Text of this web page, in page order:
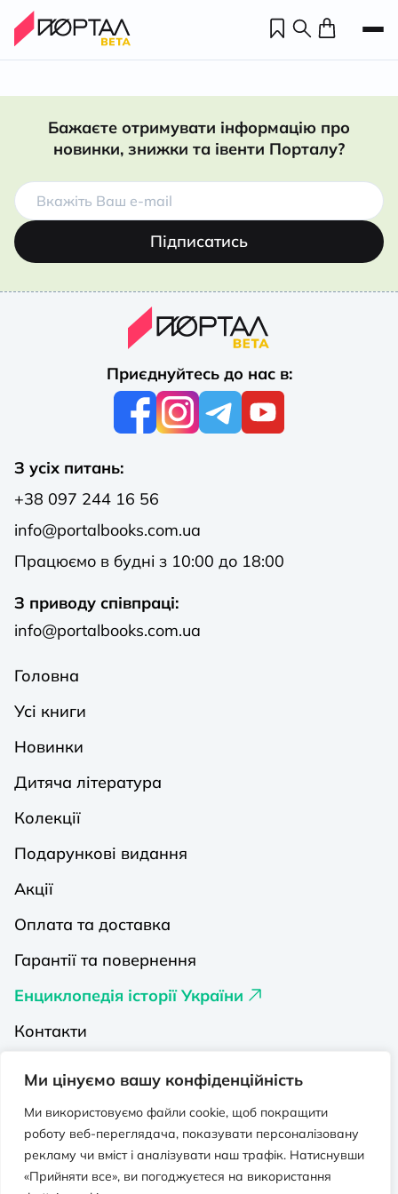
Ми цінуємо вашу конфіденційність
Ми використовуємо файли cookie, щоб покращити
роботу веб-переглядача, показувати персоналізовану
рекламу чи вміст і аналізувати наш трафік. Натиснувши
«Прийняти все», ви погоджуєтеся на використання
Бажаєте отримувати інформацію про
новинки, знижки та івенти Порталу?
Підписатись
Приєднуйтесь до нас в:
З усіх питань:
+38 097 244 16 56
info@portalbooks.com.ua
Працюємо в будні з 10:00 до 18:00
З приводу співпраці:
info@portalbooks.com.ua
Головна
Усі книги
Новинки
Дитяча література
Колекції
Подарункові видання
Акції
Оплата та доставка
Гарантії та повернення
Енциклопедія історії України
Контакти
Видавництва на Порталі
Політика конфіденційності
Публічна оферта